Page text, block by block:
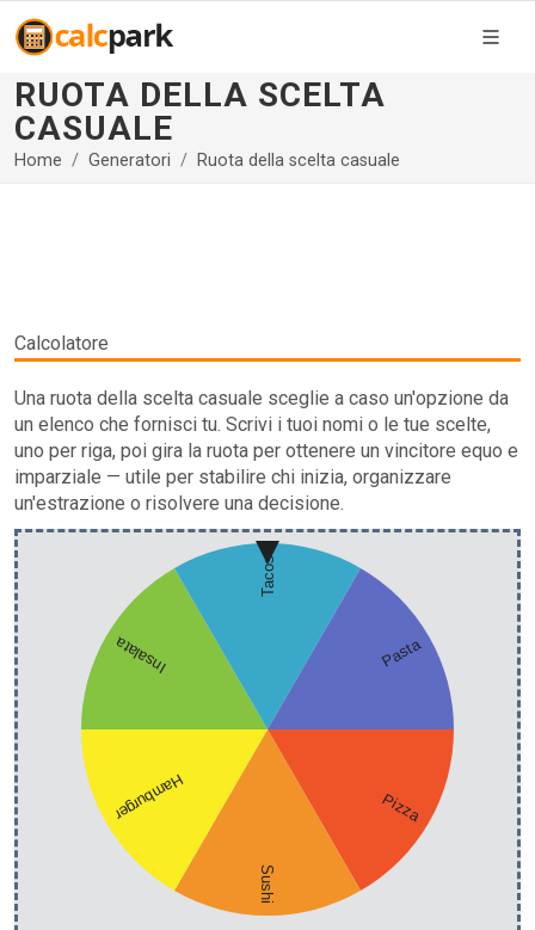
RUOTA DELLA SCELTA
CASUALE
Home Generatori Ruota della scelta casuale
Calcolatore
Una ruota della scelta casuale sceglie a caso un'opzione da
un elenco che fornisci tu. Scrivi i tuoi nomi o le tue scelte,
uno per riga, poi gira la ruota per ottenere un vincitore equo e
imparziale — utile per stabilire chi inizia, organizzare
un'estrazione o risolvere una decisione.